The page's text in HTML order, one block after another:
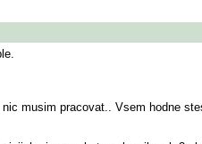
musim pracovat.. Vsem hodne